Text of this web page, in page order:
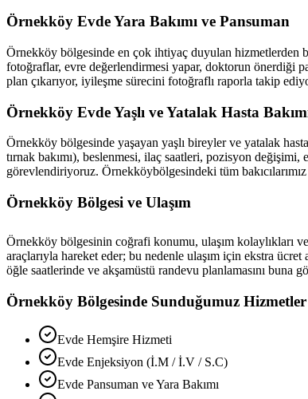
Örnekköy Evde Yara Bakımı ve Pansuman
Örnekköy bölgesinde en çok ihtiyaç duyulan hizmetlerden
fotoğraflar, evre değerlendirmesi yapar, doktorun önerdiği
plan çıkarıyor, iyileşme sürecini fotoğraflı raporla takip
Örnekköy Evde Yaşlı ve Yatalak Hasta
Örnekköy bölgesinde yaşayan yaşlı bireyler ve yatalak
tırnak bakımı), beslenmesi, ilaç saatleri, pozisyon
görevlendiriyoruz. Örnekköybölgesindeki tüm
Örnekköy Bölgesi ve Ulaşım
Örnekköy bölgesinin coğrafi konumu, ulaşım kolaylıkları
araçlarıyla hareket eder; bu nedenle ulaşım için ekstra ücret
öğle saatlerinde ve akşamüstü randevu planlamasını buna
Örnekköy Bölgesinde Sunduğumuz Hizmetler
Evde Hemşire Hizmeti
Evde Enjeksiyon (İ.M / İ.V / S.C)
Evde Pansuman ve Yara Bakımı